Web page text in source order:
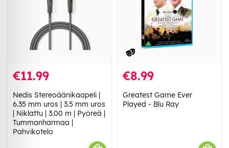
€11.99
Nedis Stereoäänikaapeli |
6.35 mm uros | 3.5 mm uros
| Niklattu | 3.00 m | Pyöreä |
Tummanharmaa |
Pahvikotelo
€8.99
Greatest Game Ever
Played - Blu Ray